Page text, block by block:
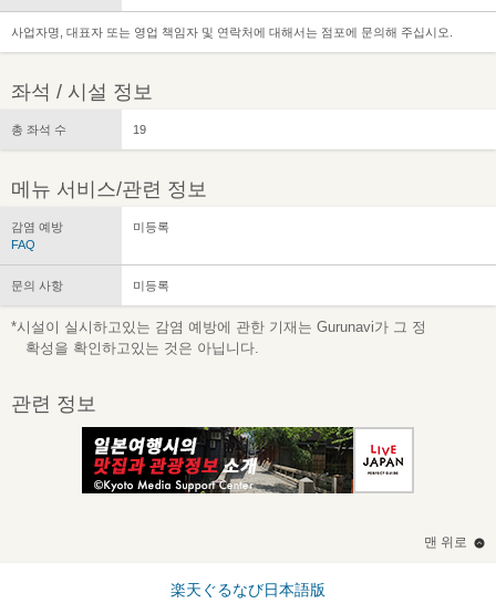
사업자명, 대표자 또는 영업 책임자 및 연락처에 대해서는 점포에 문의해 주십시오.
좌석 / 시설 정보
총 좌석 수 19
메뉴 서비스/관련 정보
감염 예방
FAQ
미등록
문의 사항 미등록
*시설이 실시하고있는 감염 예방에 관한 기재는 Gurunavi가 그 정
확성을 확인하고있는 것은 아닙니다.
관련 정보
맨 위로
楽天ぐるなび日本語版